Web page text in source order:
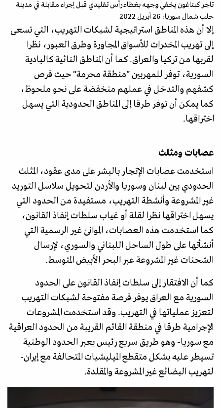
تاجر كبتاغون يخفي وجهه بغطاء رأس تقليدي قبل إجراء مقابلة في مدينة
حلب شمال سوريا، 26 أبريل 2022
إلا أن هذه المناطق استراتيجية لشبكات التهريب، التي تسعى
إلى تهريب المخدرات للأسواق المجاورة وطرق العبور، نظرا
لقربها من تركيا والعراق. كما أن المناطق النائية كالبادية
السورية، توفر للمهربين "منطقة محرمة" حيث فرص
كشفهم والتدخل في عملهم منخفضة على نحو ملحوظ،
كما يمكن أن توفر طرقا إلى المناطق الحدودية التي يسهل
اختراقها.
عصابات ومثلث
استخدمت عصابات الإتجار بالبشر على مدى عقود، المثلث
الحدودي بين لبنان وسوريا والأردن لتحويل سلاسل التوريد
غير المشروعة وأنشطة التهريب، مستفيدة من الحدود التي
يسهل اختراقها نظرا لقلة أو غياب سلطات إنفاذ القانون،
كما استخدمت هذه العصابات، الموانئ غير الرسمية التي
أنشأتها على طول الساحل اللبناني والسوري، لإرسال
الشحنات غير المشروعة عبر البحر الأبيض المتوسط.
كما أن الافتقار إلى سلطات إنفاذ القانون على الحدود
السورية مع العراق يوفر فرصة مفتوحة لشبكات التهريب
لتعزيز عملياتها في التهريب. وقد استخدمت المشروعات
الإجرامية طرقا في منطقة القائم القريبة من الحدود العراقية
مع سوريا- وهو طريق سريع رئيس يعبر الحدود الوطنية
تسيطر عليه بشكل متقطع الميليشيات المتحالفة مع إيران-
لتهريب البضائع غير المشروعة والمقلدة.